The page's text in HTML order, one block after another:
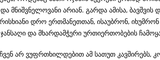
მნიშვნელოვანი არიან. გარდა ამისა, ბავშვის
დრო ერთმანეთთან, ისაუბრონ,
და მხარდამჭერი ურთიერთობების
არ ვუფრთხილდებით ამ სათუთ კავშირებს,